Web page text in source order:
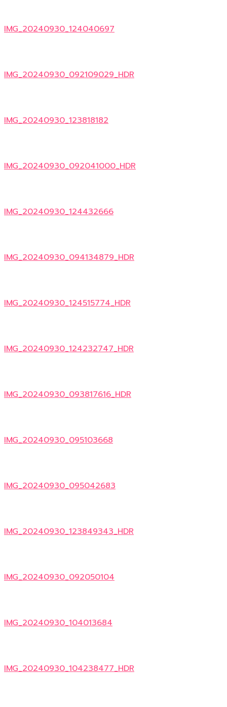
IMG_20240930_124040697
IMG_20240930_092109029_HDR
IMG_20240930_123818182
IMG_20240930_092041000_HDR
IMG_20240930_124432666
IMG_20240930_094134879_HDR
IMG_20240930_124515774_HDR
IMG_20240930_124232747_HDR
IMG_20240930_093817616_HDR
IMG_20240930_095103668
IMG_20240930_095042683
IMG_20240930_123849343_HDR
IMG_20240930_092050104
IMG_20240930_104013684
IMG_20240930_104238477_HDR